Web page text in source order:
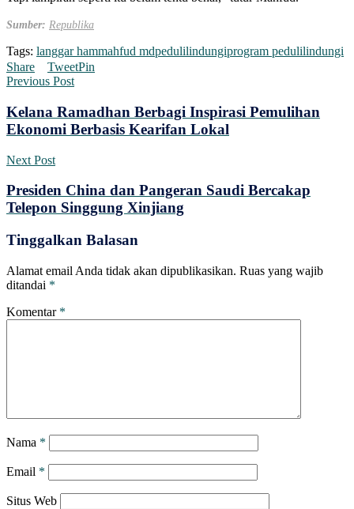
Sumber: Republika
Tags: langgar hammahfud mdpedulilindungiprogram pedulilindungi
Share
TweetPin
Previous Post
Kelana Ramadhan Berbagi Inspirasi Pemulihan
Ekonomi Berbasis Kearifan Lokal
Next Post
Presiden China dan Pangeran Saudi Bercakap
Telepon Singgung Xinjiang
Tinggalkan Balasan
Alamat email Anda tidak akan dipublikasikan. Ruas yang wajib
ditandai *
Komentar *
Nama *
Email *
Situs Web